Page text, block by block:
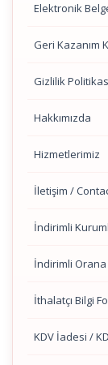
Elektronik
Geri Kazanım
Gizlilik
Hakkımızda
Hizmetlerimiz
İletişim /
İndirimli
İndirimli Orana
İthalatçı Bilgi
KDV İadesi /